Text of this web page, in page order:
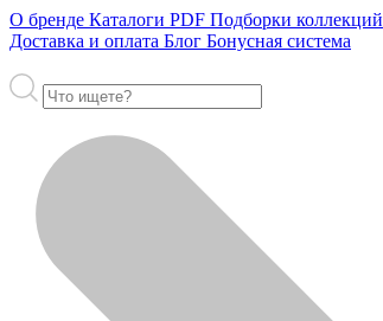
О бренде Каталоги PDF Подборки коллекций
Доставка и оплата Блог Бонусная система